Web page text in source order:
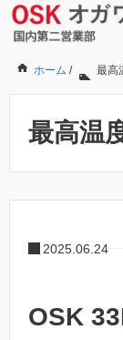
ホーム / 最高
最高温
2025.06.24
OSK